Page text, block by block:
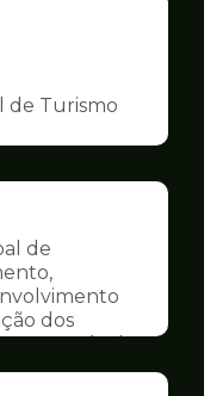
de Turismo
de
dos
Sustentável